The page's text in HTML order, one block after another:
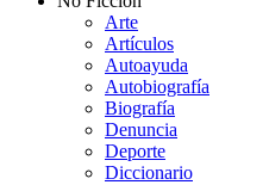
Arte
Artículos
Autoayuda
Autobiografía
Biografía
Denuncia
Deporte
Diccionario